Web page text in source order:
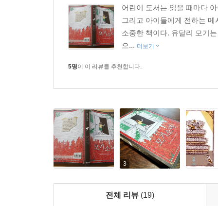
어린이 도서는 읽을 때마다
그리고 아이들에게 전하는
소중한 책이다. 유달리 모기
으... 더보기
5명이 이 리뷰를 추천합니다.
3
전체 리뷰 (19)